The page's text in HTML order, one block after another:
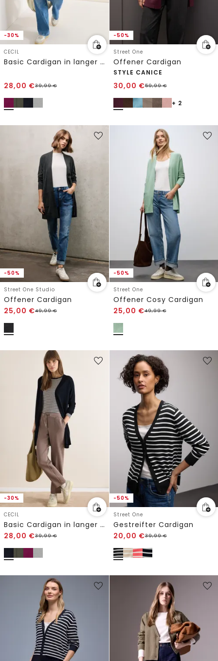
-30%
CECIL
Basic Cardigan in langer Passform
28,00 €39,99€
-50%
Street One
Offener Cardigan
STYLE CANICE
30,00 €59,99€
+ 2
-50%
Street One Studio
Offener Cardigan
25,00 €49,99€
-50%
Street One
Offener Cosy Cardigan
25,00 €49,99€
-30%
CECIL
Basic Cardigan in langer Passform
28,00 €39,99€
-50%
Street One
Gestreifter Cardigan
20,00 €39,99€